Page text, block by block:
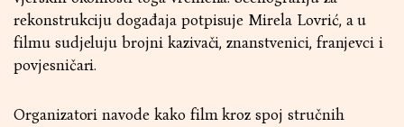
rekonstrukciju događaja potpisuje Mirela Lovrić, a u
filmu sudjeluju brojni kazivači, znanstvenici, franjevci i
povjesničari.
Organizatori navode kako film kroz spoj stručnih